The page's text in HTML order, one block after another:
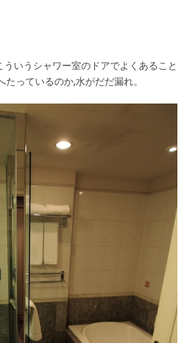
いうシャワー室のドアでよくあること
っているのか,水がだだ漏れ。